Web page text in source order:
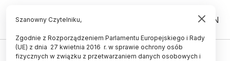
PL EN
ŚWIAT
Szanowny Czytelniku,
Zgodnie z Rozporządzeniem Parlamentu Europejskiego i Rady
(UE) z dnia 27 kwietnia 2016 r. w sprawie ochrony osób
fizycznych w związku z przetwarzaniem danych osobowych i